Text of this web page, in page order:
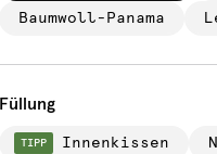
Baumwoll-Panama
Füllung
TIPP Innenkissen